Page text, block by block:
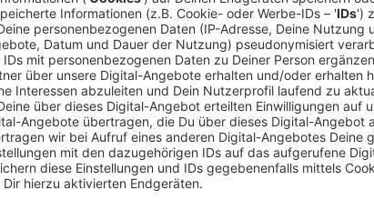
"Wir haben intensiv daran gefeilt und im
mit Cali Y El Dandee total und freue
Song bald auch live zu performen", freut
mit dem Album "Magia" zurückgemeldet
Das kolumbianische Latin-Duo, das für
Cali Y El Dandee - sind beispielsweise
Dandee sind unfassbare Songwriter und